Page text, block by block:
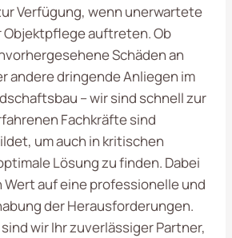
Verfügung, wenn unerwartete
Objektpflege auftreten. Ob
Schäden an
andere dringende Anliegen im
– wir sind schnell zur
Fachkräfte sind
um auch in kritischen
Lösung zu finden. Dabei
Wert auf eine professionelle und
der Herausforderungen.
wir Ihr zuverlässiger Partner,